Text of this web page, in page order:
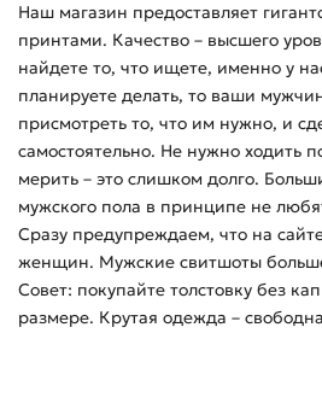
Наш магазин предоставляет
принтами. Качество – высшего
найдете то, что ищете, именно у
планируете делать, то ваши
присмотреть то, что им нужно, и
самостоятельно. Не нужно ходить
мерить – это слишком долго.
мужского пола в принципе не
Сразу предупреждаем, что на
женщин. Мужские свитшоты
Совет: покупайте толстовку без
размере. Крутая одежда –